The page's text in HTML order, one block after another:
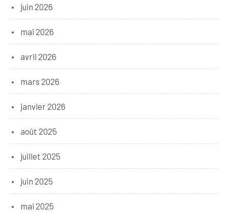
juin 2026
mai 2026
avril 2026
mars 2026
janvier 2026
août 2025
juillet 2025
juin 2025
mai 2025